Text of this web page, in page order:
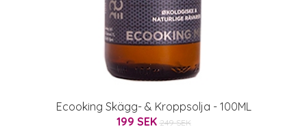
Ecooking Skägg- & Kroppsolja - 100ML
199 SEK 249 SEK